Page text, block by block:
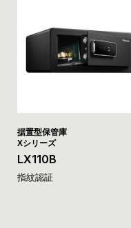
据置型保管庫
Xシリーズ
LX110B
指紋認証